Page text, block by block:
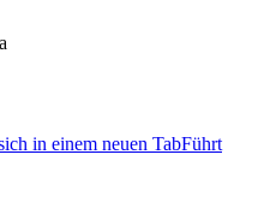
in einem neuen TabFührt